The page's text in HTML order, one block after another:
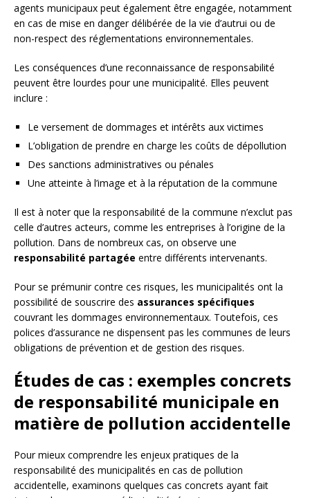
agents municipaux peut également être engagée, notamment
en cas de mise en danger délibérée de la vie d’autrui ou de
non-respect des réglementations environnementales.
Les conséquences d’une reconnaissance de responsabilité
peuvent être lourdes pour une municipalité. Elles peuvent
inclure :
Le versement de dommages et intérêts aux victimes
L’obligation de prendre en charge les coûts de dépollution
Des sanctions administratives ou pénales
Une atteinte à l’image et à la réputation de la commune
Il est à noter que la responsabilité de la commune n’exclut pas
celle d’autres acteurs, comme les entreprises à l’origine de la
pollution. Dans de nombreux cas, on observe une
responsabilité partagée entre différents intervenants.
Pour se prémunir contre ces risques, les municipalités ont la
possibilité de souscrire des assurances spécifiques
couvrant les dommages environnementaux. Toutefois, ces
polices d’assurance ne dispensent pas les communes de leurs
obligations de prévention et de gestion des risques.
Études de cas : exemples concrets
de responsabilité municipale en
matière de pollution accidentelle
Pour mieux comprendre les enjeux pratiques de la
responsabilité des municipalités en cas de pollution
accidentelle, examinons quelques cas concrets ayant fait